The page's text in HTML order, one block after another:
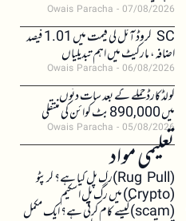
Owais Paracha 07/08/2026
SC کروڈ آئل کی قیمت میں 1.01 فیصد
اضافہ، مارکیٹ میں اہم تبدیلیاں
Owais Paracha 06/08/2026
کولڈکارڈ حملے کے بعد سات دنوں
میں 890,000 بٹ کوائن کی منتقلی
Owais Paracha 05/08/2026
تعلیمی مواد(Rug Pull)رگ پل کیا ہے؟ کرپٹو
(Crypto) میں رگ پل اسکیم
(scam)کیسے کام کرتی ہے؟ ایک مکمل